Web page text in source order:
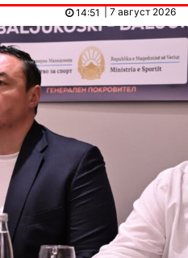
| 7 август 2026
14:51